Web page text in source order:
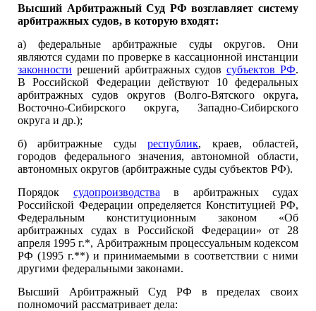
Высший Арбитражный Суд РФ возглавляет систему
арбитражных судов, в которую входят:
а) федеральные арбитражные суды округов. Они
являются судами по проверке в кассационной инстанции
законности решений арбитражных судовсубъектов РФ.
В Российской Федерации действуют 10 федеральных
арбитражных судов округов (Волго-Вятского округа,
Восточно-Сибирского округа, Западно-Сибирского
округа и др.);
б) арбитражные судыреспублик, краев, областей,
городов федерального значения, автономной области,
автономных округов (арбитражные суды субъектов РФ).
Порядок судопроизводства в арбитражных судах
Российской Федерации определяется Конституцией РФ,
Федеральным конституционным законом «Об
арбитражных судах в Российской Федерации» от 28
апреля 1995 г.*, Арбитражным процессуальным кодексом
РФ (1995 г.**) и принимаемыми в соответствии с ними
другими федеральными законами.
Высший Арбитражный Суд РФ в пределах своих
полномочий рассматривает дела: